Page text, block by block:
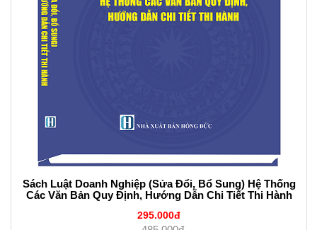
Sách Luật Doanh Nghiệp (Sửa Đổi, Bổ Sung) Hệ Thống
Các Văn Bản Quy Định, Hướng Dẫn Chi Tiết Thi Hành
295.000đ